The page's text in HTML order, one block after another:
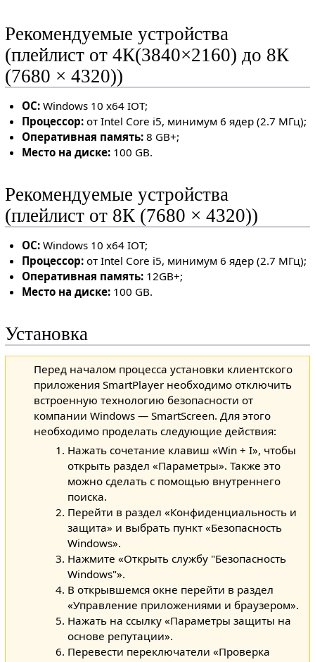
Рекомендуемые устройства
(плейлист от 4К(3840×2160) до 8К
(7680 × 4320))
ОС: Windows 10 x64 IOT;
Процессор: от Intel Core i5, минимум 6 ядер (2.7 МГц);
Оперативная память: 8 GB+;
Место на диске: 100 GB.
Рекомендуемые устройства
(плейлист от 8К (7680 × 4320))
ОС: Windows 10 x64 IOT;
Процессор: от Intel Core i5, минимум 6 ядер (2.7 МГц);
Оперативная память: 12GB+;
Место на диске: 100 GB.
Установка
Перед началом процесса установки клиентского
приложения SmartPlayer необходимо отключить
встроенную технологию безопасности от
компании Windows — SmartScreen. Для этого
необходимо проделать следующие действия:
Нажать сочетание клавиш «Win + I», чтобы
открыть раздел «Параметры». Также это
можно сделать с помощью внутреннего
поиска.
Перейти в раздел «Конфиденциальность и
защита» и выбрать пункт «Безопасность
Windows».
Нажмите «Открыть службу "Безопасность
Windows"».
В открывшемся окне перейти в раздел
«Управление приложениями и браузером».
Нажать на ссылку «Параметры защиты на
основе репутации».
Перевести переключатели «Проверка